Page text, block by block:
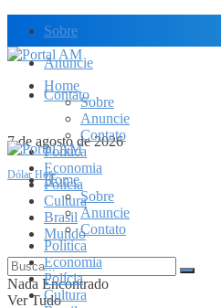
Sobre
Anuncie
Contato
7 de agosto de 2026
Dólar Hoje
Home
Sobre
Anuncie
Contato
Política
Economia
Polícia
Cultura
Brasil
Mundo
Nada Encontrado
Ver Tudo
Home
Sobre
Anuncie
Contato
Política
Economia
Polícia
Cultura